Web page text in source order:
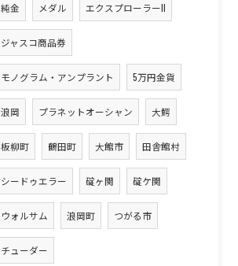
純金 メダル エクスプローラーII
ジャスコ商品券
モノグラム・アンプラント 5万円金貨
浪岡 プラネットオーシャン 大鰐
板柳町 鶴田町 大館市 田舎館村
シードゥエラー 碇ヶ関 碇ケ関
ウォルサム 浪岡町 つがる市
チューダー